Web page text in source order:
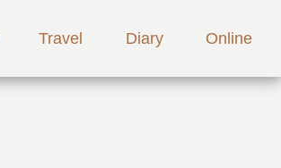
Travel Diary Online